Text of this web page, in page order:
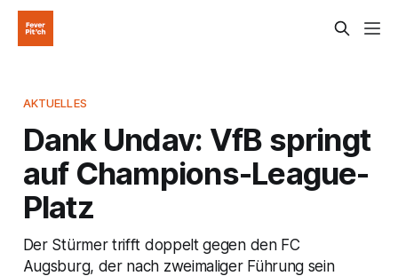
AKTUELLES
Dank Undav: VfB springt
auf Champions-League-
Platz
Der Stürmer trifft doppelt gegen den FC
Augsburg, der nach zweimaliger Führung sein